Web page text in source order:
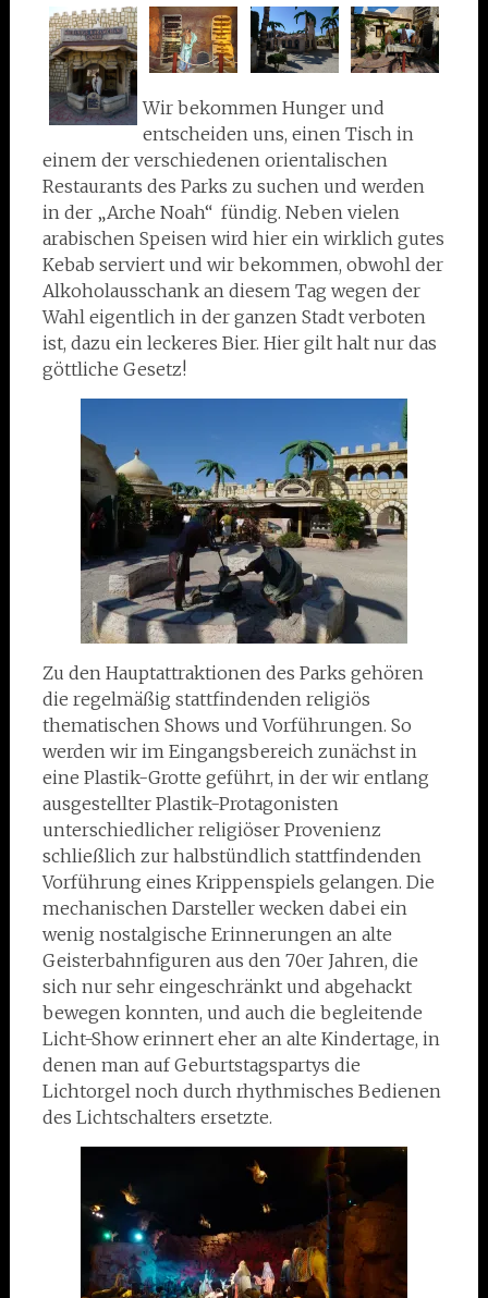
Wir bekommen Hunger und
entscheiden uns, einen Tisch in
einem der verschiedenen orientalischen
Restaurants des Parks zu suchen und werden
in der „Arche Noah“ fündig. Neben vielen
arabischen Speisen wird hier ein wirklich gutes
Kebab serviert und wir bekommen, obwohl der
Alkoholausschank an diesem Tag wegen der
Wahl eigentlich in der ganzen Stadt verboten
ist, dazu ein leckeres Bier. Hier gilt halt nur das
göttliche Gesetz!
Zu den Hauptattraktionen des Parks gehören
die regelmäßig stattfindenden religiös
thematischen Shows und Vorführungen. So
werden wir im Eingangsbereich zunächst in
eine Plastik-Grotte geführt, in der wir entlang
ausgestellter Plastik-Protagonisten
unterschiedlicher religiöser Provenienz
schließlich zur halbstündlich stattfindenden
Vorführung eines Krippenspiels gelangen. Die
mechanischen Darsteller wecken dabei ein
wenig nostalgische Erinnerungen an alte
Geisterbahnfiguren aus den 70er Jahren, die
sich nur sehr eingeschränkt und abgehackt
bewegen konnten, und auch die begleitende
Licht-Show erinnert eher an alte Kindertage, in
denen man auf Geburtstagspartys die
Lichtorgel noch durch rhythmisches Bedienen
des Lichtschalters ersetzte.